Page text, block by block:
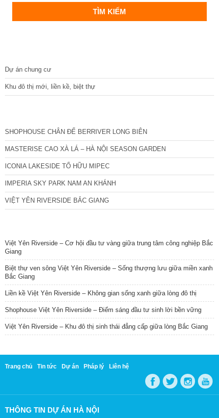
Dự án chung cư
Khu đô thị mới, liền kề, biệt thự
SHOPHOUSE CHÂN ĐẾ BERRIVER LONG BIÊN
MASTERISE CAO XÀ LÁ – HÀ NỘI SEASON GARDEN
ICONIA LAKESIDE TỐ HỮU MIPEC
IMPERIA SKY PARK NAM AN KHÁNH
VIỆT YÊN RIVERSIDE BẮC GIANG
Việt Yên Riverside – Cơ hội đầu tư vàng giữa trung tâm công nghiệp Bắc
Giang
Biệt thự ven sông Việt Yên Riverside – Sống thượng lưu giữa miền xanh
Bắc Giang
Liền kề Việt Yên Riverside – Không gian sống xanh giữa lòng đô thị
Shophouse Việt Yên Riverside – Điểm sáng đầu tư sinh lời bền vững
Việt Yên Riverside – Khu đô thị sinh thái đẳng cấp giữa lòng Bắc Giang
Trang chủ Tin tức Dự án Pháp lý Liên hệ
THÔNG TIN DỰ ÁN HÀ NỘI